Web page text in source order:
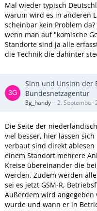
Mal wieder typisch
warum wird es in anderen
scheinbar kein Problem
wenn man auf "komische
Standorte sind ja alle
die Technik die dahinter
Sinn und Unsinn der
Bundesnetzagentur
3g_handy 2. September
Die Seite der
viel besser, hier lassen
verbaut sind direkt ablesen
einem Standort mehrere
Kreise übereinander die
werden. Zudem werden
sei es jetzt GSM-R,
Außerdem wird
wurde und wann er in